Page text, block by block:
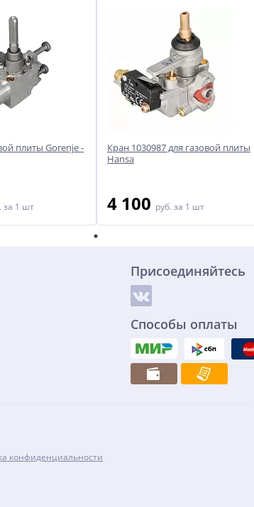
плиты Gorenje -
за 1 шт
Кран 1030987 для газовой плиты
Hansa
4 100 руб. за 1 шт
Присоединяйтесь
Способы оплаты
конфиденциальности